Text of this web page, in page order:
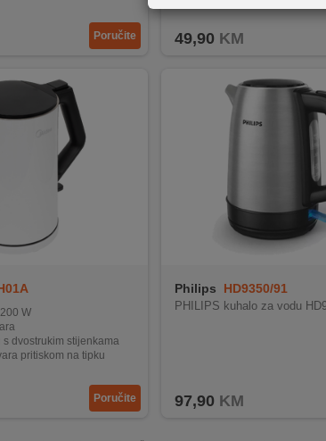
Poručite
Kompaktne dimenzije i
49,90 KM
W
s dvostrukim stijenkama
pritiskom na tipku
Poručite
Philips HD9350/91
PHILIPS kuhalo za vodu
97,90 KM